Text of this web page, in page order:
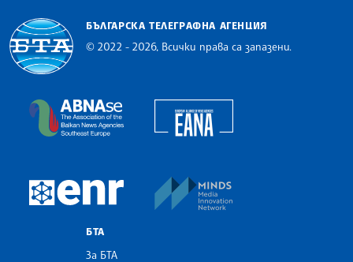
БЪЛГАРСКА ТЕЛЕГРАФНА АГЕНЦИЯ
© 2022 - 2026, Всички права са запазени.
The Assocoation of the Balkan News Agencies
European Newsroom
БТА
За БТА